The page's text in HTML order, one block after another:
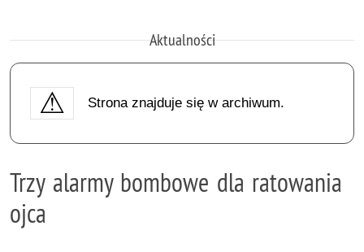
Aktualności
Strona znajduje się w archiwum.
Trzy alarmy bombowe dla ratowania
ojca